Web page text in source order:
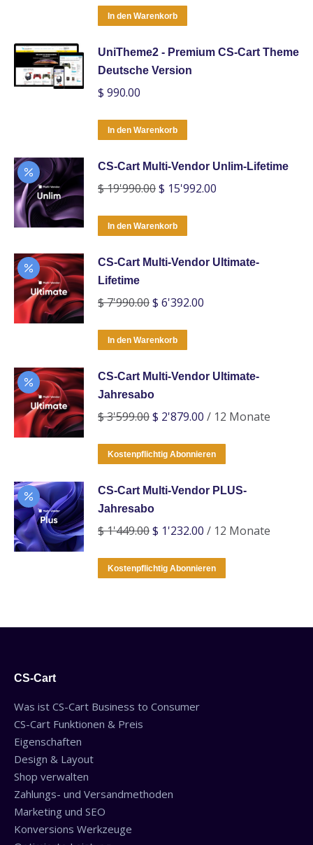
In den Warenkorb
UniTheme2 - Premium CS-Cart Theme
Deutsche Version
$ 990.00
In den Warenkorb
CS-Cart Multi-Vendor Unlim-Lifetime
$19'990.00Ursprünglicher
war:
$ 15'992.00
In den Warenkorb
CS-Cart Multi-Vendor Ultimate-
Lifetime
$7'990.00Ursprünglicher
war:
$ 6'392.00
In den Warenkorb
CS-Cart Multi-Vendor Ultimate-
Jahresabo
$3'599.00Ursprünglicher
war:
$ 2'879.00 Aktueller
ist:
/ 12 Monate
Kostenpflichtig Abonnieren
CS-Cart Multi-Vendor PLUS-
Jahresabo
$1'449.00Ursprünglicher
war:
$ 1'232.00 Aktueller
ist:
/ 12 Monate
Kostenpflichtig Abonnieren
CS-Cart
Was ist CS-Cart Business to Consumer
CS-Cart Funktionen & Preis
Eigenschaften
Design & Layout
Shop verwalten
Zahlungs- und Versandmethoden
Marketing und SEO
Konversions Werkzeuge